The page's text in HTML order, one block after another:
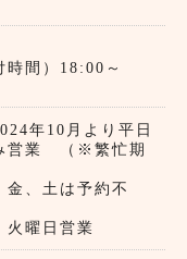
時間）18:00～
年10月より平日
営業 （※繁忙期
金、土は予約不
日営業